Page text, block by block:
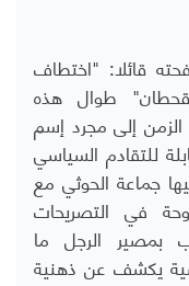
قائلا: "اختطاف
طوال هذه
إلى مجرد إسم
للتقادم السياسي
جماعة الحوثي مع
في التصريحات
بمصير الرجل ما
يكشف عن ذهنية